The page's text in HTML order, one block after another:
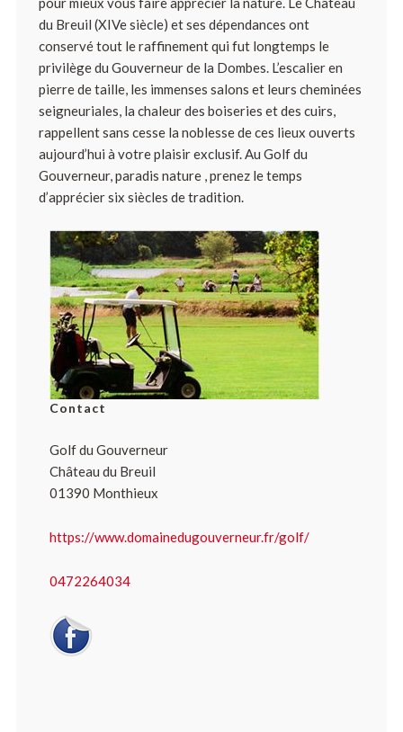
du Breuil (XIVe siècle) et ses dépendances ont
conservé tout le raffinement qui fut longtemps le
privilège du Gouverneur de la Dombes. L’escalier en
pierre de taille, les immenses salons et leurs cheminées
seigneuriales, la chaleur des boiseries et des cuirs,
rappellent sans cesse la noblesse de ces lieux ouverts
aujourd’hui à votre plaisir exclusif. Au Golf du
Gouverneur, paradis nature , prenez le temps
d’apprécier six siècles de tradition.
Contact
Golf du Gouverneur
Château du Breuil
01390 Monthieux
https://www.domainedugouverneur.fr/golf/
0472264034